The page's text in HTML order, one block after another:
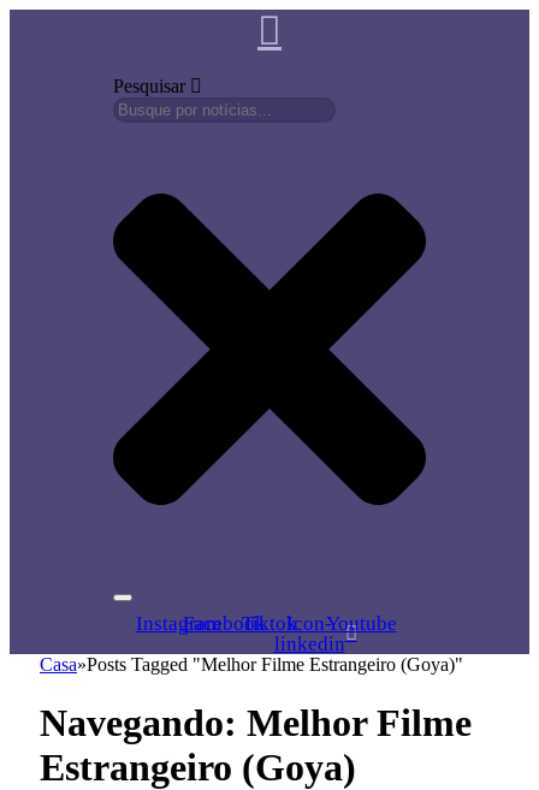
Pesquisar
InstagramFacebookTiktokIcon-
linkedin
Youtube
Casa»Posts Tagged "Melhor Filme Estrangeiro (Goya)"
Navegando: Melhor Filme
Estrangeiro (Goya)